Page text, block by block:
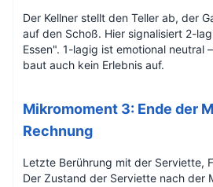
Der Kellner stellt den Teller ab, der
auf den Schoß. Hier signalisiert 2-
Essen". 1-lagig ist emotional neutral
baut auch kein Erlebnis auf.
Mikromoment 3: Ende der
Rechnung
Letzte Berührung mit der Serviette,
Der Zustand der Serviette nach der